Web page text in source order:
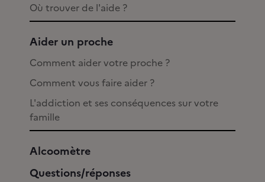
Où trouver de l'aide ?
Aider un proche
Comment aider votre proche ?
Comment vous faire aider ?
L'addiction et ses conséquences sur votre
famille
Alcoomètre
Questions/réponses